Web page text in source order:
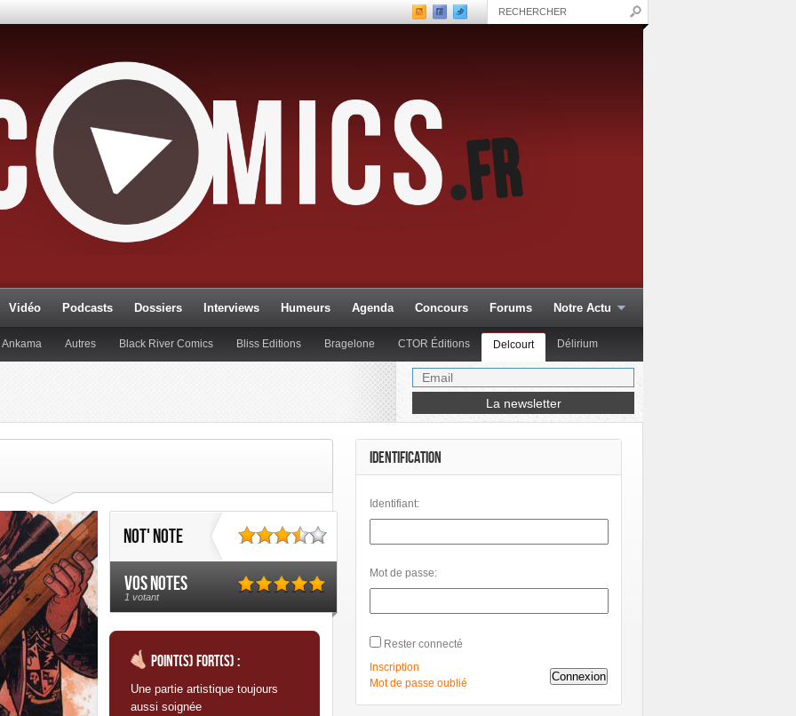
Vidéo Podcasts Dossiers Interviews Humeurs Agenda Concours Forums Notre Actu
Ankama Autres Black River Comics Bliss Editions Bragelone CTOR Éditions Delcourt Délirium
Glénat Comics Hachette Col. Hi Comics
Panini Comics Petit à Petit
Urban Comics Urban Link
Not' note
Vos notes
1 votant
Point(s) fort(s) :
Une partie artistique toujours
aussi soignée
IDENTIFICATION
Identifiant:
Mot de passe:
Rester connecté
Connexion
Inscription
Mot de passe oublié